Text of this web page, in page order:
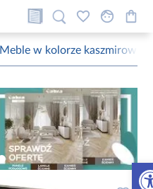
Meble w kolorze kaszmirowym